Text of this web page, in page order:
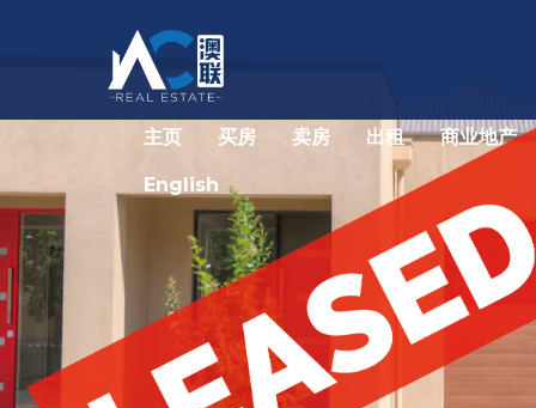
主页 买房 卖房 出租 商业地产
English